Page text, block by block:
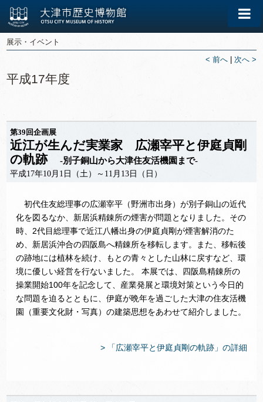
展示・イベント
< 前へ| 次へ >
平成17年度
第39回企画展
近江が生んだ実業家 広瀬宰平と伊庭貞剛
の軌跡-別子銅山から大津住友活機園まで-
平成17年10月1日（土）～11月13日（日）
初代住友総理事の広瀬宰平（野洲市出身）が別子銅山の近代
化を図るなか、新居浜精錬所の煙害が問題となりました。その
時、2代目総理事で近江八幡出身の伊庭貞剛が煙害解消のた
め、新居浜沖合の四阪島へ精錬所を移転します。また、移転後
の跡地には植林を続け、もとの青々とした山林に戻すなど、環
境に優しい経営を行ないました。 本展では、四阪島精錬所の
操業開始100年を記念して、産業発展と環境対策という今日的
な問題を迫るとともに、伊庭が晩年を過ごした大津の住友活機
園（重要文化財・写真）の建築思想をあわせて紹介しました。
> 「広瀬宰平と伊庭貞剛の軌跡」の詳細